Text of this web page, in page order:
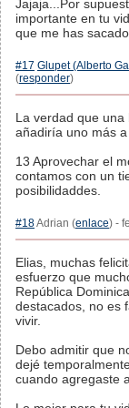
Jajaja...Por
importante en tu
que me has
#17 Glupet (Alberto
(responder)
La verdad que
añadiría uno más a
13 Aprovechar el
contamos con un
posibilidaddes.
#18Adrian (enlace) -
Elias, muchas
esfuerzo que
República
destacados, no es
vivir.
Debo admitir que
dejé
cuando agregaste